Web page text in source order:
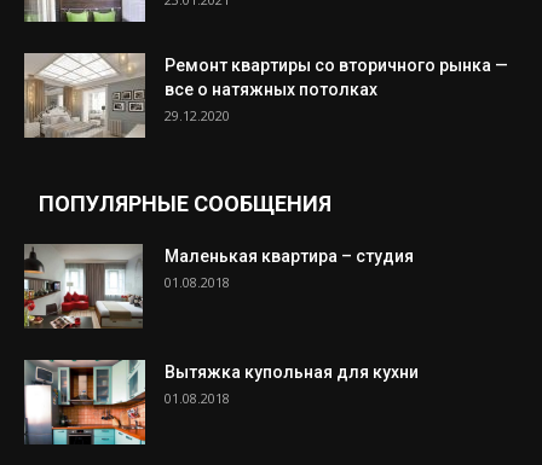
Ремонт квартиры со вторичного рынка —
все о натяжных потолках
29.12.2020
ПОПУЛЯРНЫЕ СООБЩЕНИЯ
Маленькая квартира – студия
01.08.2018
Вытяжка купольная для кухни
01.08.2018